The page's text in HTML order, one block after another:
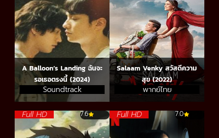
A Balloon’s Landing ฉันจะ
รอเธอตรงนี้ (2024)
Soundtrack
Salaam Venky สวัสดีความ
สุข (2022)
พากย์ไทย
Full HD 7.6 Full HD 7.0